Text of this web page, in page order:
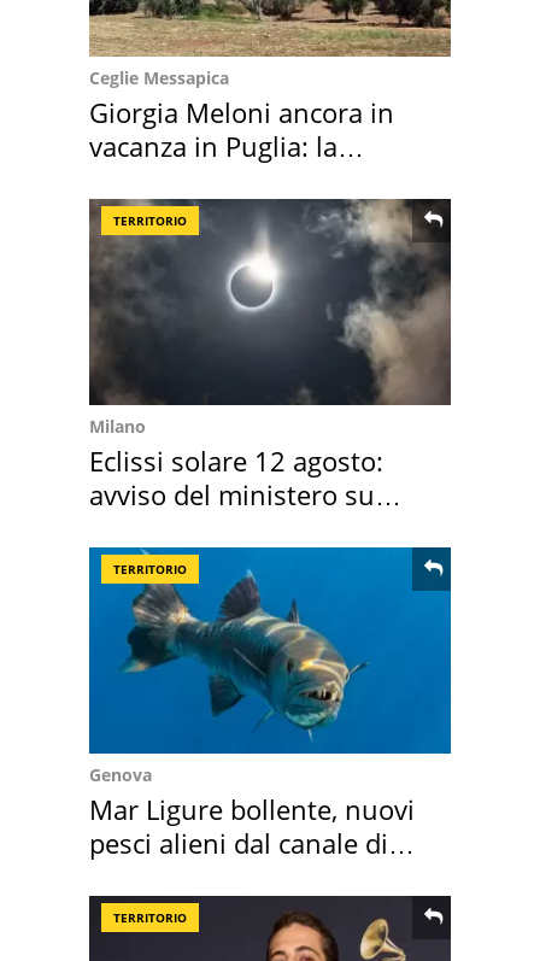
Ceglie Messapica
Giorgia Meloni ancora in
vacanza in Puglia: la
TERRITORIO
Milano
Eclissi solare 12 agosto:
avviso del ministero su
TERRITORIO
Genova
Mar Ligure bollente, nuovi
pesci alieni dal canale di
TERRITORIO